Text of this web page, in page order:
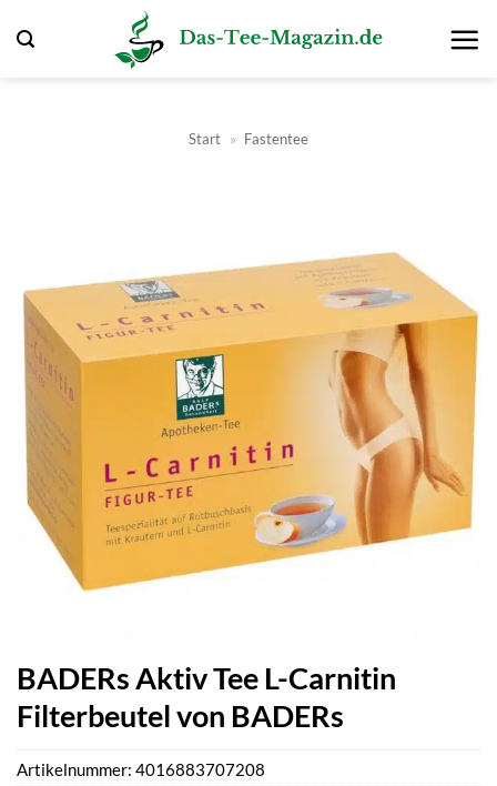
Inhalt
Start » Fastentee
BADERs Aktiv Tee L-Carnitin
Filterbeutel von BADERs
Artikelnummer: 4016883707208